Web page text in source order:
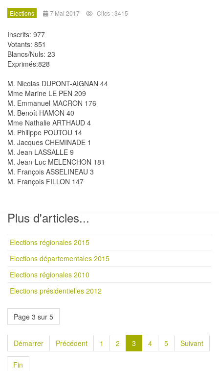
Elections 7 Mai 2017 Clics : 3415
Inscrits: 977
Votants: 851
Blancs/Nuls: 23
Exprimés:828
M. Nicolas DUPONT-AIGNAN 44
Mme Marine LE PEN 209
M. Emmanuel MACRON 176
M. Benoît HAMON 40
Mme Nathalie ARTHAUD 4
M. Philippe POUTOU 14
M. Jacques CHEMINADE 1
M. Jean LASSALLE 9
M. Jean-Luc MELENCHON 181
M. François ASSELINEAU 3
M. François FILLON 147
Plus d'articles...
Elections régionales 2015
Elections départementales 2015
Elections régionales 2010
Elections présidentielles 2012
Page 3 sur 5
Démarrer Précédent 1 2 3 4 5 Suivant
Fin